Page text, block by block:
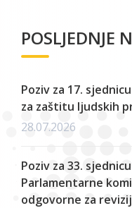
POSLJEDNJE
Poziv za 17.
za zaštitu ljudskih
28.07.2026
Poziv za 33. sjednicu
Parlamentarne
odgovorne za